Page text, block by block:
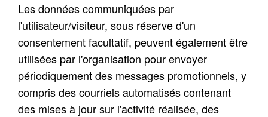
Les données communiquées par
l'utilisateur/visiteur, sous réserve d'un
consentement facultatif, peuvent également être
utilisées par l'organisation pour envoyer
périodiquement des messages promotionnels, y
compris des courriels automatisés contenant
des mises à jour sur l'activité réalisée, des